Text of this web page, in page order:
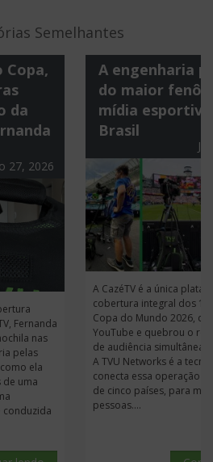
Semelhantes
Copa,
da
27, 2026
Fernanda
nas
pelas
ela
uma
conduzida
A engenharia
do maior
mídia
Brasil
A CazéTV é a única
cobertura integral dos
Copa do Mundo 2026, de
YouTube e quebrou o
de audiência simultânea
A TVU Networks é a
conecta essa operação
de cinco países, para
pessoas....